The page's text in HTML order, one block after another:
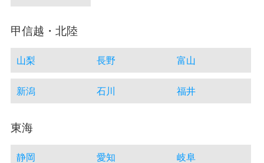
甲信越・北陸
山梨 長野 富山
新潟 石川 福井
東海
静岡 愛知 岐阜